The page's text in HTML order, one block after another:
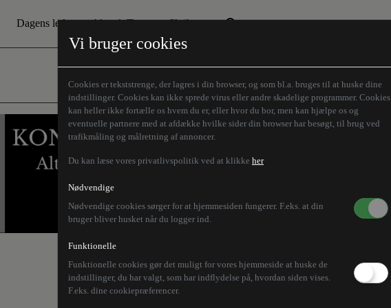
Vi bruger cookies
Cookies er tekststrenge, der lagres i din browser, og som bl.a. bruges til at huske dine
indstillinger. Cookies kan ikke sprede virus eller andre skadelige programmer. Cookies
kan heller ikke fortælle os hvem du er, eller hvor du bor, men kan hjælpe os og
eventuelle partnere med at afdække hvilke sider din browser har besøgt, til brug ved
trafikmåling og målretning af annoncer.
Du kan læse vores privatlivspolitik ved at klikke her
Nødvendige
Nødvendige cookies sørger for at hjemmesiden fungerer. F.eks. at din
bruger bliver husket når du logger ind.
Funktionelle
Funktionelle cookies gør det muligt for vores hjemmeside at huske de
indstillinger, du har valgt, som har indflydelse på, hvordan siden vises.
F.eks. dine cookiepræferencer.
Dagens leder Aktuelt Tema
Den borgelige brille
Humaniora forfra
Store Danskere
Skribenter
Z-aksen